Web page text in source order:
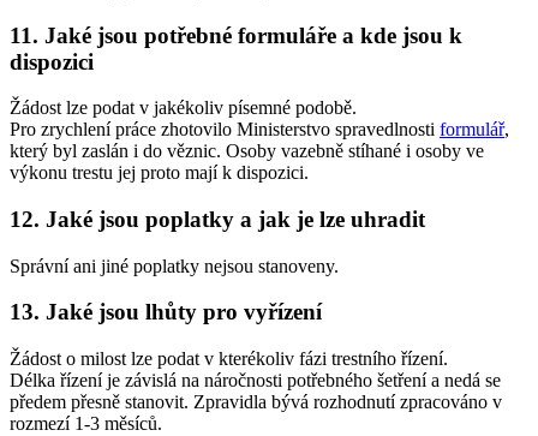
11. Jaké jsou potřebné formuláře a kde jsou k
dispozici
Žádost lze podat v jakékoliv písemné podobě.
Pro zrychlení práce zhotovilo Ministerstvo spravedlnosti formulář,
který byl zaslán i do věznic. Osoby vazebně stíhané i osoby ve
výkonu trestu jej proto mají k dispozici.
12. Jaké jsou poplatky a jak je lze uhradit
Správní ani jiné poplatky nejsou stanoveny.
13. Jaké jsou lhůty pro vyřízení
Žádost o milost lze podat v kterékoliv fázi trestního řízení.
Délka řízení je závislá na náročnosti potřebného šetření a nedá se
předem přesně stanovit. Zpravidla bývá rozhodnutí zpracováno v
rozmezí 1-3 měsíců.